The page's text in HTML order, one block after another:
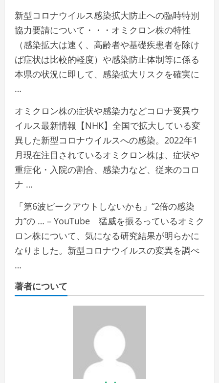
新型コロナウイルス感染拡大防止への臨時特別
協力要請について・・・オミクロン株の特性
（感染拡大は速く、高齢者や基礎疾患者を除け
ば症状は比較的軽度）や感染防止体制等に係る
本県の状況に即して、感染拡大リスクを確実に
…
オミクロン株の症状や感染力などコロナ変異ウ
イルス最新情報【NHK】全国で拡大している変
異した新型コロナウイルスへの感染。2022年1
月現在注目されているオミクロン株は、症状や
重症化・入院の割合、感染力など、従来のコロ
ナ …
「第6波ピークアウトしないかも」“2倍の感染
力”の … – YouTube 猛威を振るっているオミク
ロン株について、気になる研究結果が明らかに
なりました。新型コロナウイルスの変異を調べ
…
著者について